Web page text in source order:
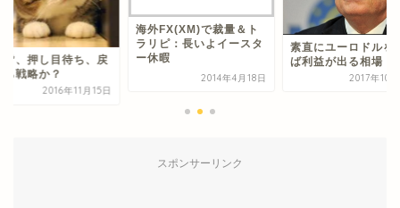
皆、押し目待ち、戻
ち戦略か？
2016年11月15日
海外FX(XM)で裁量＆ト
ラリピ：長いよイースタ
ー休暇
2014年4月18日
素直にユーロドルを
ば利益が出る相場
2017年10
スポンサーリンク